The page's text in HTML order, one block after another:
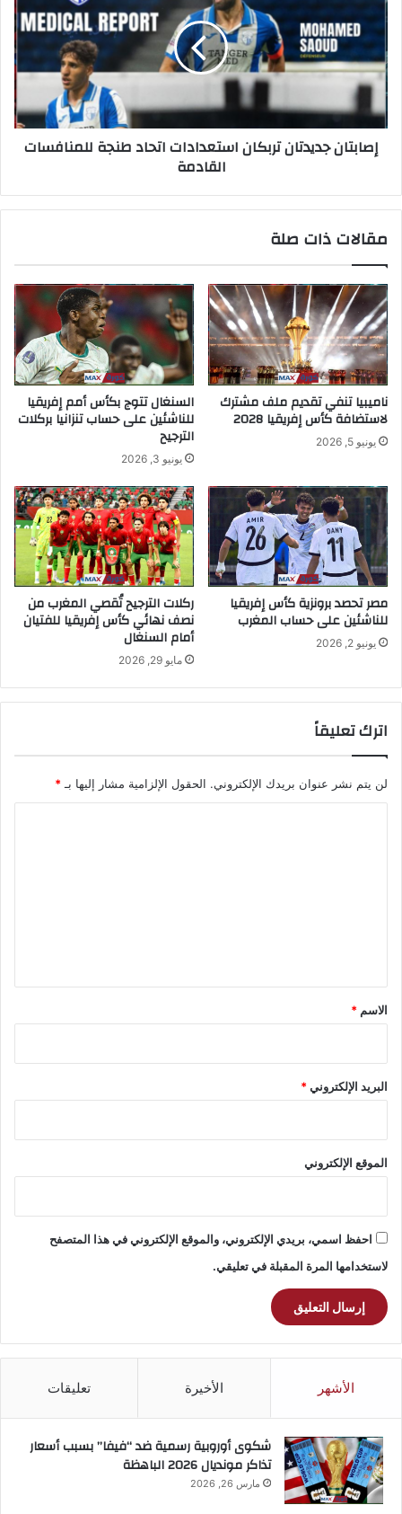
إصابتان جديدتان تربكان استعدادات اتحاد طنجة للمنافسات
القادمة
مقالات ذات صلة
ناميبيا تنفي تقديم ملف مشترك
لاستضافة كأس إفريقيا 2028
يونيو 5, 2026
السنغال تتوج بكأس أمم إفريقيا
للناشئين على حساب تنزانيا بركلات
الترجيح
يونيو 3, 2026
مصر تحصد برونزية كأس إفريقيا
للناشئين على حساب المغرب
يونيو 2, 2026
ركلات الترجيح تُقصي المغرب من
نصف نهائي كأس إفريقيا للفتيان
أمام السنغال
مايو 29, 2026
اترك تعليقاً
لن يتم نشر عنوان بريدك الإلكتروني. الحقول الإلزامية مشار إليها بـ*
*
الاسم *
البريد الإلكتروني*
الموقع الإلكتروني
احفظ اسمي، بريدي الإلكتروني، والموقع الإلكتروني في هذا المتصفح
لاستخدامها المرة المقبلة في تعليقي.
الأشهر الأخيرة تعليقات
شكوى أوروبية رسمية ضد “فيفا” بسبب أسعار
تذاكر مونديال 2026 الباهظة
مارس 26, 2026